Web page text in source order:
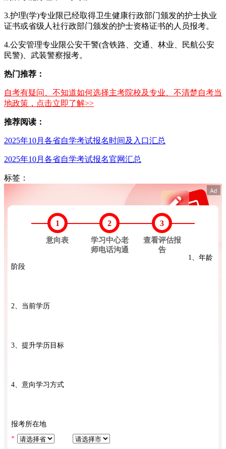
3.护理(学)专业限已经取得卫生健康行政部门颁发的护士执业
证书或省级人社行政部门颁发的护士资格证书的人员报考。
4.公安管理专业限公安干警(含铁路、交通、林业、民航公安
民警)、武装警察报考。
热门推荐：
自考有疑问、不知道如何选择主考院校及专业、不清楚自考当
地政策，点击立即了解>>
推荐阅读：
2025年10月各省自学考试报名时间及入口汇总
2025年10月各省自学考试报名官网汇总
标签：
1
意向表
2
学习中心老
师电话沟通
3
查看评估报
告
1、年龄
阶段
2、当前学历
3、提升学历目标
4、意向学习方式
报考所在地
*